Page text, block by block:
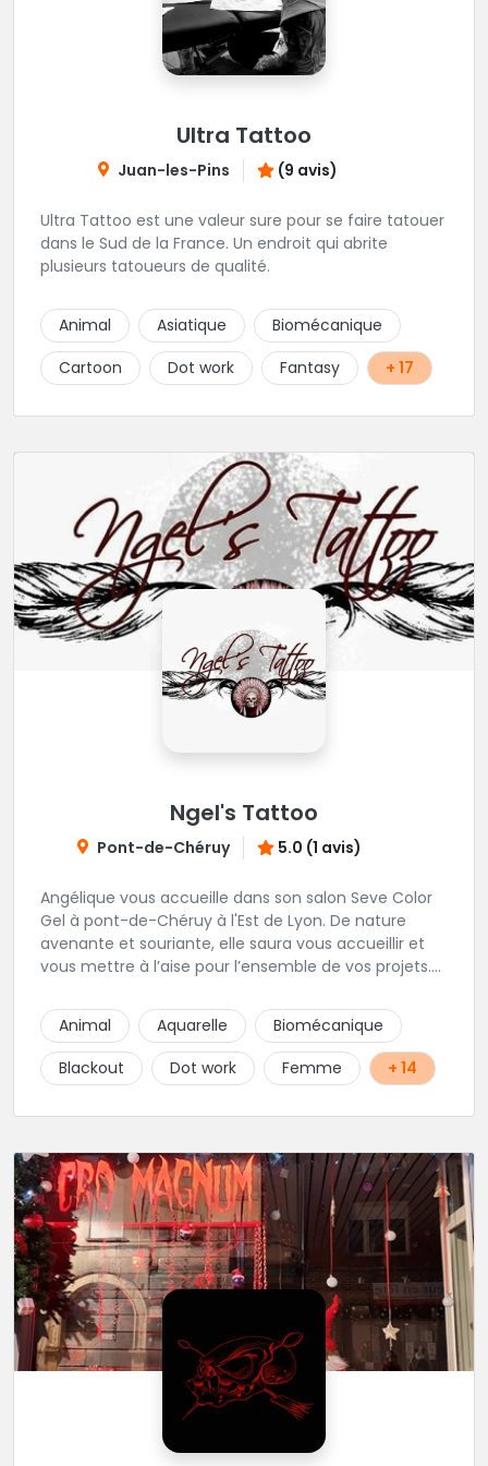
Ultra Tattoo
Juan-les-Pins (9 avis)
Ultra Tattoo est une valeur sure pour se faire tatouer
dans le Sud de la France. Un endroit qui abrite
plusieurs tatoueurs de qualité.
Animal Asiatique
Biomécanique
Cartoon
Dot work Fantasy + 17
Ngel's Tattoo
Pont-de-Chéruy 5.0 (1 avis)
Angélique vous accueille dans son salon Seve Color
Gel à pont-de-Chéruy à l'Est de Lyon. De nature
avenante et souriante, elle saura vous accueillir et
vous mettre à l’aise pour l’ensemble de vos projets.
tatouages allant des calligraphies, motifs floraux au
réalisme.
Animal Aquarelle
Biomécanique
Blackout
Dot work Femme + 14